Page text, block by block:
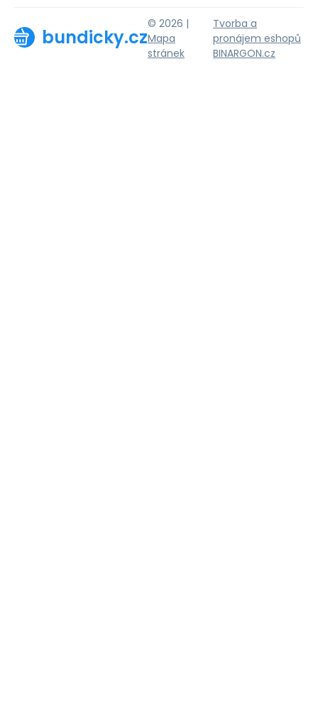
bundicky.cz
© 2026 |
Mapa
stránek
Tvorba a
pronájem eshopů
BINARGON.cz